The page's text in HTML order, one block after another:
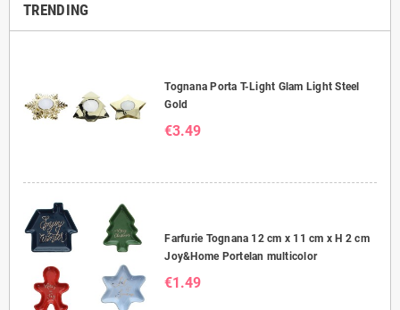
TRENDING
Tognana Porta T-Light Glam Light Steel
Gold
€3.49
Farfurie Tognana 12 cm x 11 cm x H 2 cm
Joy&Home Portelan multicolor
€1.49